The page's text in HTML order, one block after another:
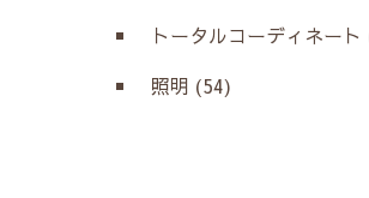
トータルコーディネート
照明 (54)